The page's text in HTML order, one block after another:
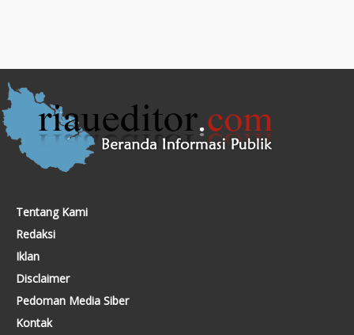
Tentang Kami
Redaksi
Iklan
Disclaimer
Pedoman Media Siber
Kontak